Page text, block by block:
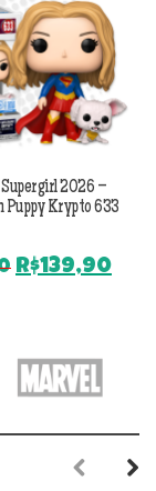
Supergirl 2026 –
Puppy Krypto 633
O
R$179,90.
R$139,90O